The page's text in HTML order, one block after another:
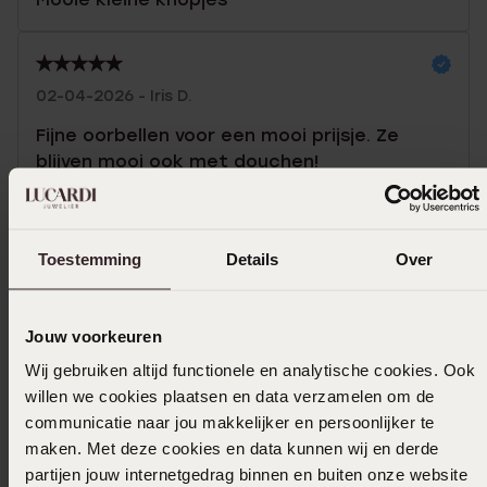
Toestemming Details Over
Jouw voorkeuren
Wij gebruiken altijd functionele en analytische cookies. Ook
willen we cookies plaatsen en data verzamelen om de
communicatie naar jou makkelijker en persoonlijker te
maken. Met deze cookies en data kunnen wij en derde
partijen jouw internetgedrag binnen en buiten onze website
02-04-2026 - Iris D.
Fijne oorbellen voor een mooi prijsje. Ze
blijven mooi ook met douchen!
Ook leuk voor jou